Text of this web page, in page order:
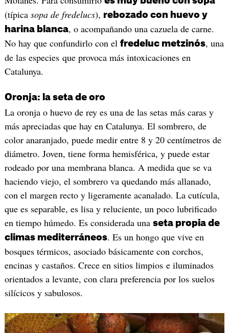
(típica sopa de fredelucs), rebozado con huevo y
harina blanca, o acompañando una cazuela de carne.
No hay que confundirlo con el fredeluc metzinós, una
de las especies que provoca más intoxicaciones en
Catalunya.
Oronja: la seta de oro
La oronja o huevo de rey es una de las setas más caras y
más apreciadas que hay en Catalunya. El sombrero, de
color anaranjado, puede medir entre 8 y 20 centímetros de
diámetro. Joven, tiene forma hemisférica, y puede estar
rodeado por una membrana blanca. A medida que se va
haciendo viejo, el sombrero va quedando más allanado,
con el margen recto y ligeramente acanalado. La cutícula,
que es separable, es lisa y reluciente, un poco lubrificado
en tiempo húmedo. Es considerada una seta propia de
climas mediterráneos. Es un hongo que vive en
bosques térmicos, asociado básicamente con corchos,
encinas y castaños. Crece en sitios limpios e iluminados
orientados a levante, con clara preferencia por los suelos
silícicos y sabulosos.